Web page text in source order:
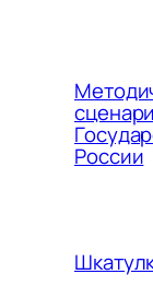
России